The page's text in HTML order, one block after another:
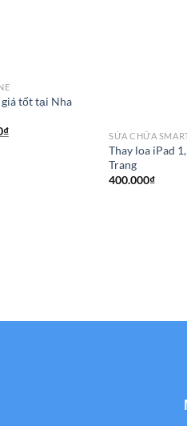
tốt tại Nha
₫Giá
hiện
SỬA CHỮA
Thay loa iPad
Trang
400.000₫